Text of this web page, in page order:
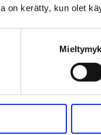
on kerätty, kun olet